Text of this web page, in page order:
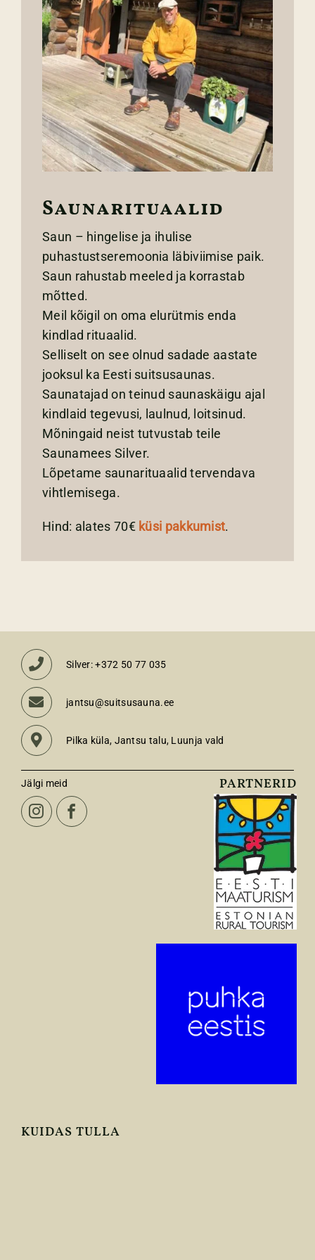
Saunarituaalid
Saun – hingelise ja ihulise
puhastustseremoonia läbiviimise paik.
Saun rahustab meeled ja korrastab
mõtted.
Meil kõigil on oma elurütmis enda
kindlad rituaalid.
Selliselt on see olnud sadade aastate
jooksul ka Eesti suitsusaunas.
Saunatajad on teinud saunaskäigu ajal
kindlaid tegevusi, laulnud, loitsinud.
Mõningaid neist tutvustab teile
Saunamees Silver.
Lõpetame saunarituaalid tervendava
vihtlemisega.
Hind: alates 70€ küsi pakkumist.
Silver: +372 50 77 035
jantsu@suitsusauna.ee
Pilka küla, Jantsu talu, Luunja vald
Jälgi meid
KUIDAS TULLA
PARTNERID